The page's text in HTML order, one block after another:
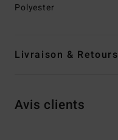
Polyester
Livraison & Retours
Avis clients